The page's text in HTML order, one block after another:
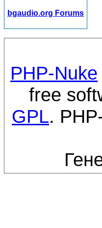
bgaudio.org Forums
PHP-Nuke
free
GPL.